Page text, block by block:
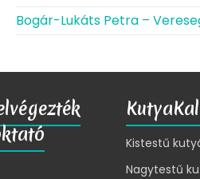
Bogár-Lukáts Petra –
Kistestű
Nagytestű